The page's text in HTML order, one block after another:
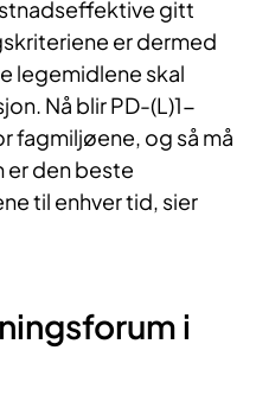
gitt
er dermed
legemidlene skal
Nå blir PD-(L)1-
fagmiljøene, og så må
er den beste
til enhver tid, sier
i